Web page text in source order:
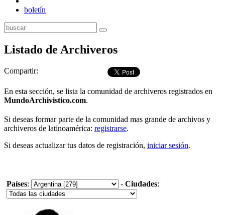
boletín
Listado de Archiveros
Compartir:
En esta sección, se lista la comunidad de archiveros registrados en
MundoArchivistico.com.
Si deseas formar parte de la comunidad mas grande de archivos y
archiveros de latinoamérica: registrarse.
Si deseas actualizar tus datos de registración, iniciar sesión.
Países: - Ciudades: